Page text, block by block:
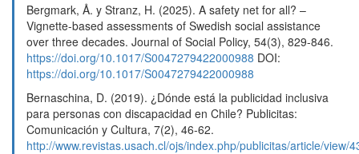
Bergmark, Å. y Stranz, H. (2025). A safety net for all? –
Vignette-based assessments of Swedish social assistance
over three decades. Journal of Social Policy, 54(3), 829-846.
https://doi.org/10.1017/S0047279422000988 DOI:
https://doi.org/10.1017/S0047279422000988
Bernaschina, D. (2019). ¿Dónde está la publicidad inclusiva
para personas con discapacidad en Chile? Publicitas:
Comunicación y Cultura, 7(2), 46-62.
http://www.revistas.usach.cl/ojs/index.php/publicitas/article/view/